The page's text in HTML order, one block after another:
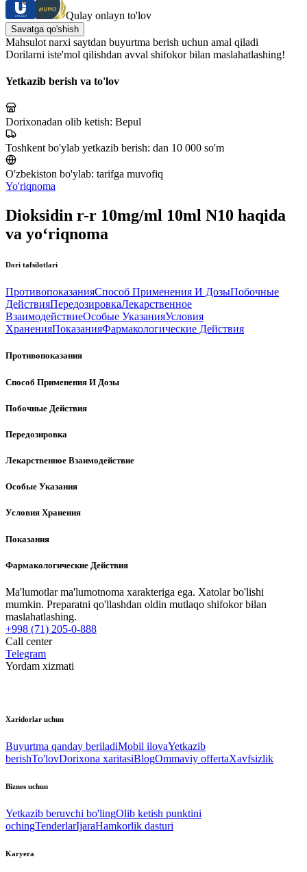
Qulay onlayn to'lov
Savatga qo'shish
Mahsulot narxi saytdan buyurtma berish uchun amal qiladi
Dorilarni iste'mol qilishdan avval shifokor bilan maslahatlashing!
Yetkazib berish va to'lov
Dorixonadan olib ketish: Bepul
Toshkent bo'ylab yetkazib berish: dan 10 000 so'm
O'zbekiston bo'ylab: tarifga muvofiq
Yo'riqnoma
Dioksidin r-r 10mg/ml 10ml N10 haqida
va yo‘riqnoma
Dori tafsilotlari
ПротивопоказанияСпособ Применения И ДозыПобочные
ДействияПередозировкаЛекарственное
ВзаимодействиеОсобые УказанияУсловия
ХраненияПоказанияФармакологические Действия
Противопоказания
Способ Применения И Дозы
Побочные Действия
Передозировка
Лекарственное Взаимодействие
Особые Указания
Условия Хранения
Показания
Фармакологические Действия
Ma'lumotlar ma'lumotnoma xarakteriga ega. Xatolar bo'lishi
mumkin. Preparatni qo'llashdan oldin mutlaqo shifokor bilan
maslahatlashing.
+998 (71) 205-0-888
Call center
Telegram
Yordam xizmati
Xaridorlar uchun
Buyurtma qanday beriladiMobil ilovaYetkazib
berishTo'lovDorixona xaritasiBlogOmmaviy offertaXavfsizlik
Biznes uchun
Yetkazib beruvchi bo'lingOlib ketish punktini
ochingTenderlarIjaraHamkorlik dasturi
Karyera